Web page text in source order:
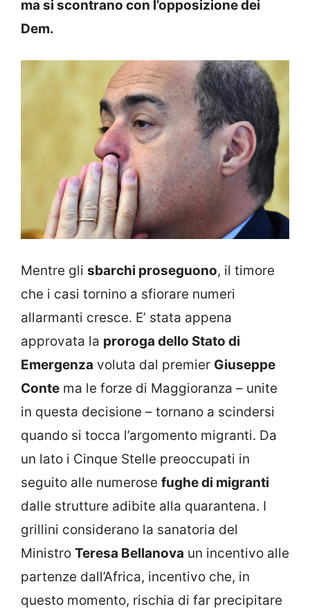
ma si scontrano con l’opposizione dei
Dem.
Mentre gli sbarchi proseguono, il timore
che i casi tornino a sfiorare numeri
allarmanti cresce. E’ stata appena
approvata la proroga dello Stato di
Emergenza voluta dal premier Giuseppe
Conte ma le forze di Maggioranza – unite
in questa decisione – tornano a scindersi
quando si tocca l’argomento migranti. Da
un lato i Cinque Stelle preoccupati in
seguito alle numerose fughe di migranti
dalle strutture adibite alla quarantena. I
grillini considerano la sanatoria del
Ministro Teresa Bellanova un incentivo alle
partenze dall’Africa, incentivo che, in
questo momento, rischia di far precipitare